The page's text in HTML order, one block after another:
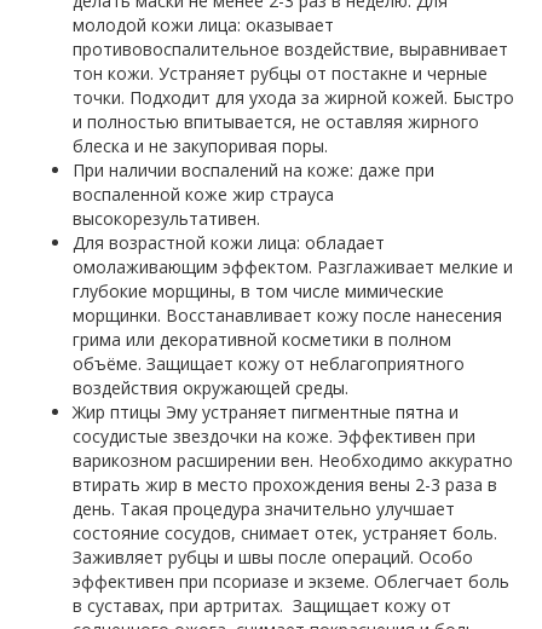
молодой кожи лица: оказывает
противовоспалительное воздействие, выравнивает
тон кожи. Устраняет рубцы от постакне и черные
точки. Подходит для ухода за жирной кожей. Быстро
и полностью впитывается, не оставляя жирного
блеска и не закупоривая поры.
При наличии воспалений на коже: даже при
воспаленной коже жир страуса
высокорезультативен.
Для возрастной кожи лица: обладает
омолаживающим эффектом. Разглаживает мелкие и
глубокие морщины, в том числе мимические
морщинки. Восстанавливает кожу после нанесения
грима или декоративной косметики в полном
объёме. Защищает кожу от неблагоприятного
воздействия окружающей среды.
Жир птицы Эму устраняет пигментные пятна и
сосудистые звездочки на коже. Эффективен при
варикозном расширении вен. Необходимо аккуратно
втирать жир в место прохождения вены 2-3 раза в
день. Такая процедура значительно улучшает
состояние сосудов, снимает отек, устраняет боль.
Заживляет рубцы и швы после операций. Особо
эффективен при псориазе и экземе. Облегчает боль
в суставах, при артритах. Защищает кожу от